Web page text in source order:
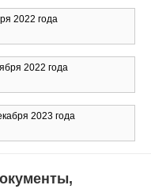
2022 года
2022 года
2023 года